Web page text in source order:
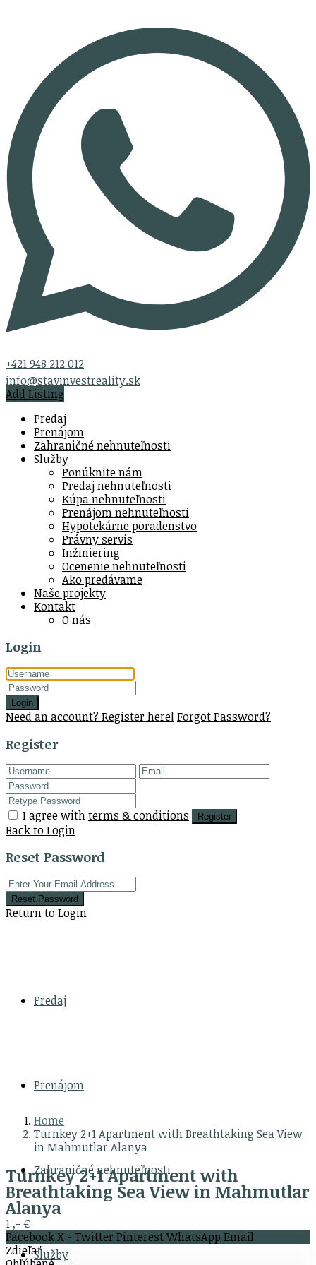
+421 948 212 012
info@stavinvestreality.sk
Add Listing
Predaj
Prenájom
Zahraničné nehnuteľnosti
Služby
Ponúknite nám
Predaj nehnuteľnosti
Kúpa nehnuteľnosti
Prenájom nehnuteľnosti
Hypotekárne poradenstvo
Právny servis
Inžiniering
Ocenenie nehnuteľnosti
Ako predávame
Naše projekty
Kontakt
O nás
Login
Login
Need an account? Register here! Forgot Password?
Register
I agree withterms & conditions Register
Back to Login
Reset Password
Reset Password
Return to Login
Predaj
Prenájom
Zahraničné nehnuteľnosti
Služby
Home
Turnkey 2+1 Apartment with Breathtaking Sea View
in Mahmutlar Alanya
Turnkey 2+1 Apartment with
Breathtaking Sea View in Mahmutlar
Alanya
1 ,- €
FacebookX - Twitter PinterestWhatsApp Email
Zdieľať